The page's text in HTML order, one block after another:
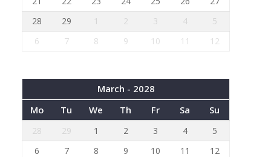
28
29 1 2 3 4
5
6
7 8 9 10 11 12
March - 2028
Mo
Tu We Th Fr Sa Su
28 29 1 2 3 4
5
6
7 8 9 10 11
12